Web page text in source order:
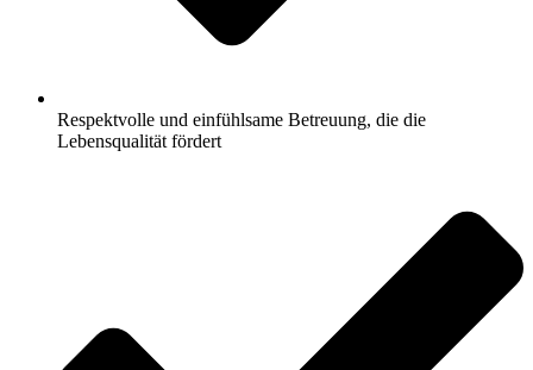
Respektvolle und einfühlsame Betreuung, die die
Lebensqualität fördert